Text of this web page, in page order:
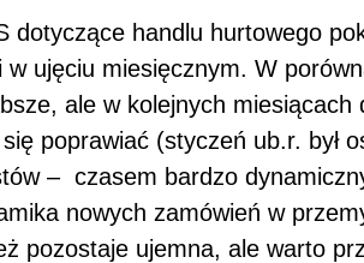
dotyczące handlu hurtowego
ujęciu miesięcznym. W
ale w kolejnych
poprawiać (styczeń ub.r. był
– czasem bardzo
nowych zamówień w
pozostaje ujemna, ale warto